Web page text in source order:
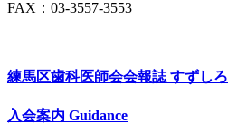
FAX：03-3557-3553
練馬区歯科医師会会報誌 すずしろ
入会案内 Guidance